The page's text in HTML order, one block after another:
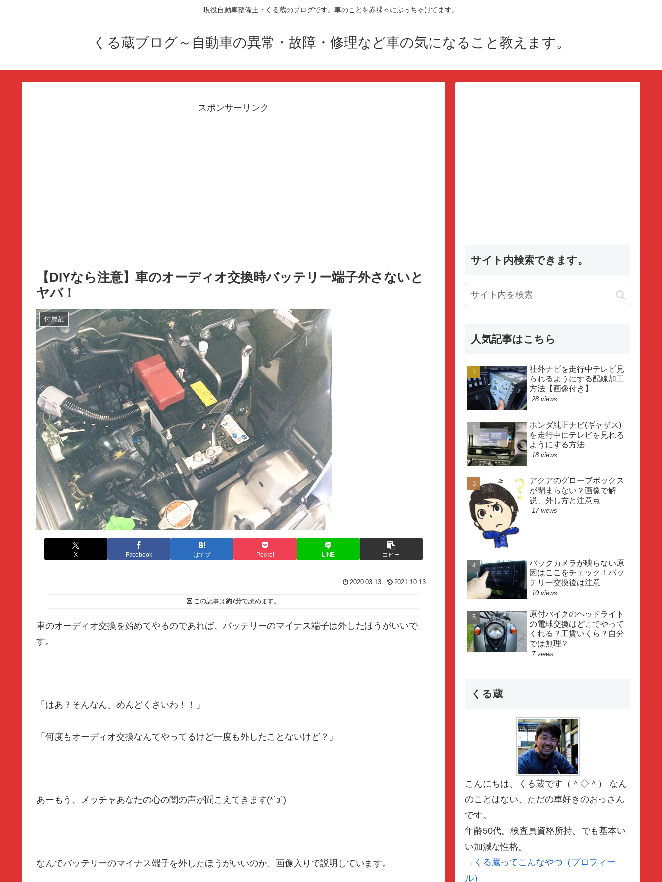
現役自動車整備士・くる蔵のブログです。車のことを赤裸々にぶっちゃけてます。
くる蔵ブログ～自動車の異常・故障・修理など車の気になること教えます。
スポンサーリンク
【DIYなら注意】車のオーディオ交換時バッテリー端子外さないと
ヤバ！
付属品
X Facebook はてブ Pocket LINE コピー
2020.03.13 2021.10.13
この記事は約7分で読めます。
車のオーディオ交換を始めてやるのであれば、バッテリーのマイナス端子は外したほうがいいで
す。
「はあ？そんなん、めんどくさいわ！！」
「何度もオーディオ交換なんてやってるけど一度も外したことないけど？」
あーもう、メッチャあなたの心の闇の声が聞こえてきます(*´з`)
なんでバッテリーのマイナス端子を外したほうがいいのか、画像入りで説明しています。
サイト内検索できます。
人気記事はこちら
社外ナビを走行中テレビ見
られるようにする配線加工
方法【画像付き】
28 views
ホンダ純正ナビ(ギャザス)
を走行中にテレビを見れる
ようにする方法
18 views
アクアのグローブボックス
が閉まらない？画像で解
説、外し方と注意点
17 views
バックカメラが映らない原
因はここをチェック！バッ
テリー交換後は注意
10 views
原付バイクのヘッドライト
の電球交換はどこでやって
くれる？工賃いくら？自分
では無理？
7 views
くる蔵
こんにちは、くる蔵です（＾◇＾） なん
のことはない、ただの車好きのおっさん
です。
年齢50代。検査員資格所持。でも基本い
い加減な性格。
→くる蔵ってこんなやつ（プロフィー
ル）